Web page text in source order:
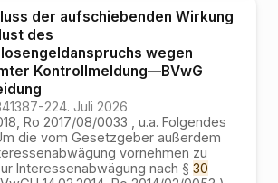
der aufschiebenden Wirkung
des
wegen
Kontrollmeldung—BVwG
224. Juli 2026
Ro 2017/08/0033 , u.a. Folgendes
die vom Gesetzgeber außerdem
vornehmen zu
Interessenabwägung nach § 30